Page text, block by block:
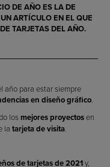
DE AÑO ES LA DE
ARTÍCULO EN EL QUE
TARJETAS DEL AÑO.
año para estar siempre
en diseño gráfico
los mejores proyectosen
la tarjeta de visita
de tarjetas de 2021y,